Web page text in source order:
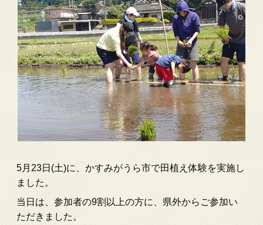
5月23日(土)に、かすみがうら市で田植え体験を実施し
ました。
当日は、参加者の9割以上の方に、県外からご参加い
ただきました。